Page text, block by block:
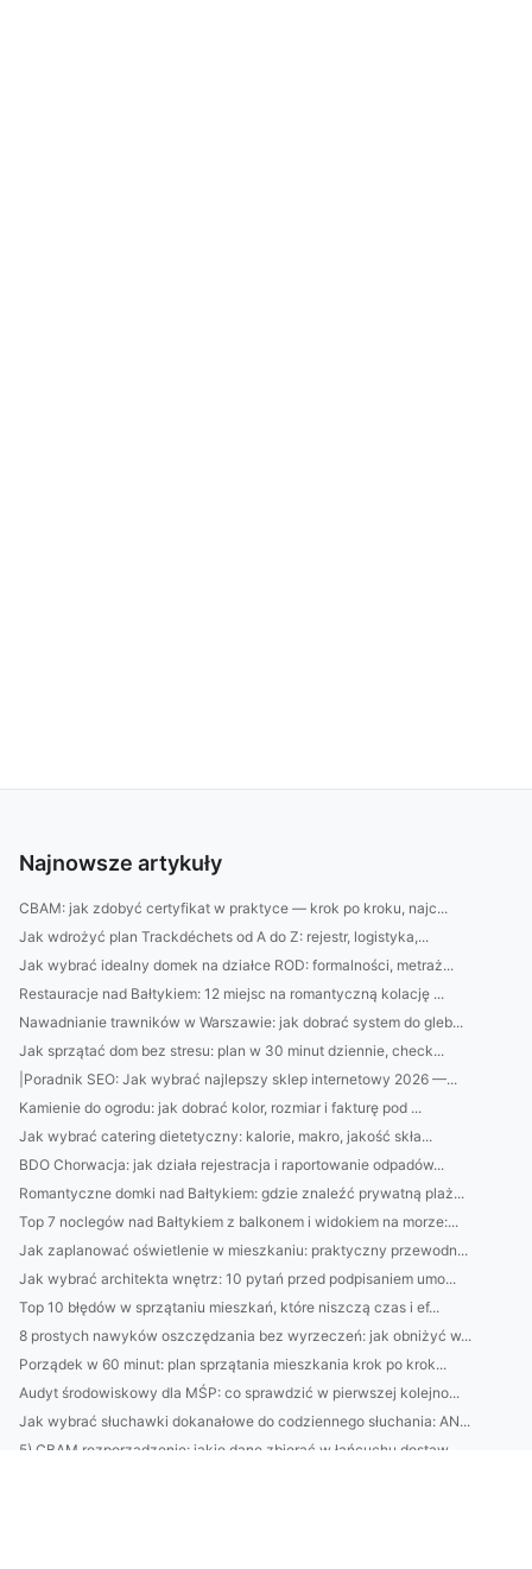
Najnowsze artykuły
CBAM: jak zdobyć certyfikat w praktyce — krok po kroku, najc...
Jak wdrożyć plan Trackdéchets od A do Z: rejestr, logistyka,...
Jak wybrać idealny domek na działce ROD: formalności, metraż...
Restauracje nad Bałtykiem: 12 miejsc na romantyczną kolację ...
Nawadnianie trawników w Warszawie: jak dobrać system do gleb...
Jak sprzątać dom bez stresu: plan w 30 minut dziennie, check...
|Poradnik SEO: Jak wybrać najlepszy sklep internetowy 2026 —...
Kamienie do ogrodu: jak dobrać kolor, rozmiar i fakturę pod ...
Jak wybrać catering dietetyczny: kalorie, makro, jakość skła...
BDO Chorwacja: jak działa rejestracja i raportowanie odpadów...
Romantyczne domki nad Bałtykiem: gdzie znaleźć prywatną plaż...
Top 7 noclegów nad Bałtykiem z balkonem i widokiem na morze:...
Jak zaplanować oświetlenie w mieszkaniu: praktyczny przewodn...
Jak wybrać architekta wnętrz: 10 pytań przed podpisaniem umo...
Top 10 błędów w sprzątaniu mieszkań, które niszczą czas i ef...
8 prostych nawyków oszczędzania bez wyrzeczeń: jak obniżyć w...
Porządek w 60 minut: plan sprzątania mieszkania krok po krok...
Audyt środowiskowy dla MŚP: co sprawdzić w pierwszej kolejno...
Jak wybrać słuchawki dokanałowe do codziennego słuchania: AN...
5) CBAM rozporządzenie: jakie dane zbierać w łańcuchu dostaw...